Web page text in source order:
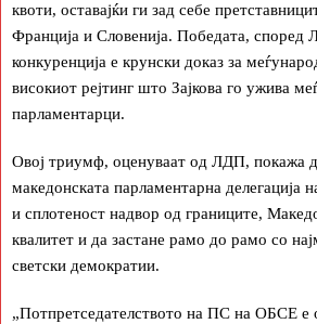
квоти, оставајќи ги зад себе
Франција и Словенија. Победата, според
конкуренција е крунски доказ за
високиот рејтинг што Зајкова го ужива
парламентарци.
Овој триумф, оценуваат од ЛДП, покажа
македонската парламентарна делегација
и сплотеност надвор од границите,
квалитет и да застане рамо до рамо со
светски демократии.
„Потпретседателството на ПС на ОБСЕ е